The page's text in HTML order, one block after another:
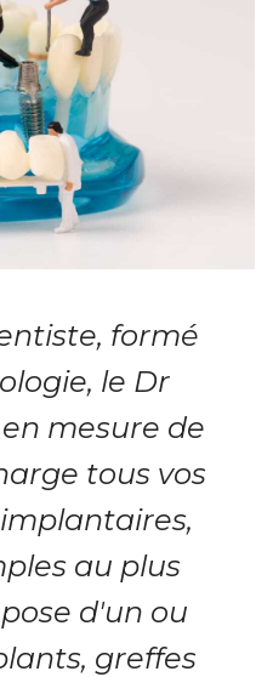
formé
le Dr
mesure de
tous vos
au plus
d'un ou
greffes